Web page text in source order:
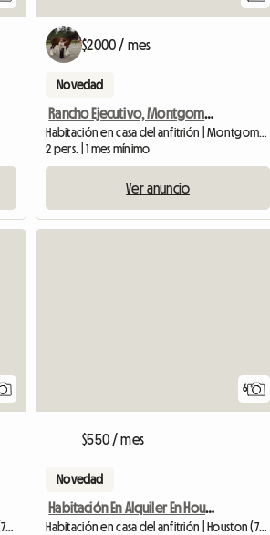
$2000 / mes
Novedad
Rancho Ejecutivo, Montgomery, TX
2 pers. | 1 mes mínimo
Ver anuncio
Habitación en casa del anfitrión | Houston (77084)
6
$550 / mes
Novedad
Habitación En Alquiler En Houston Cerca De Katy
Habitación en casa del anfitrión | Houston (77084)